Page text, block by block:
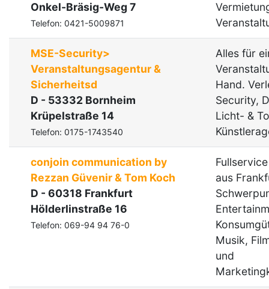
Onkel-Bräsig-Weg 7
Telefon: 0421-5009871
MSE-Security>
Veranstaltungsagentur &
Sicherheitsd
D - 53332 Bornheim
Krüpelstraße 14
Telefon: 0175-1743540
Alles für
Hand.
Security,
Licht- &
conjoin communication by
Rezzan Güvenir & Tom Koch
D - 60318 Frankfurt
Hölderlinstraße 16
Telefon: 069-94 94 76-0
aus
Musik,
und